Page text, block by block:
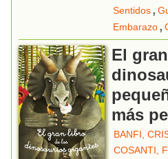
Sentidos,
Embarazo,
El
más
BANFI,
COSANTI,